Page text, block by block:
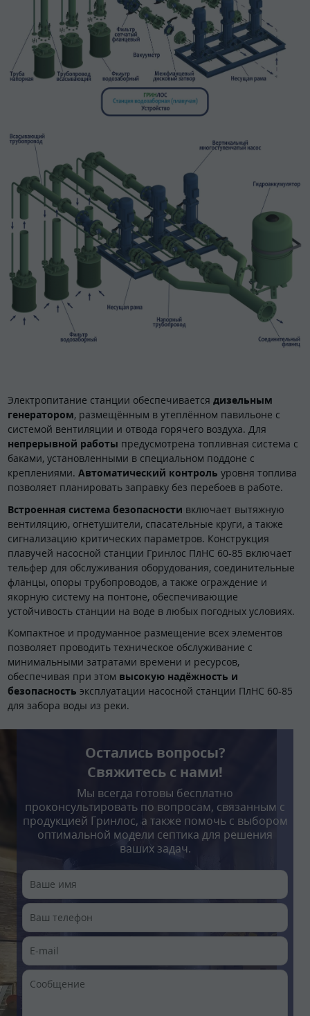
Электропитание станции обеспечивается дизельным
генератором, размещённым в утеплённом павильоне с
системой вентиляции и отвода горячего воздуха. Для
непрерывной работы предусмотрена топливная система с
баками, установленными в специальном поддоне с
креплениями. Автоматический контроль уровня топлива
позволяет планировать заправку без перебоев в работе.
Встроенная система безопасности включает вытяжную
вентиляцию, огнетушители, спасательные круги, а также
сигнализацию критических параметров. Конструкция
плавучей насосной станции Гринлос ПлНС 60-85 включает
тельфер для обслуживания оборудования, соединительные
фланцы, опоры трубопроводов, а также ограждение и
якорную систему на понтоне, обеспечивающие
устойчивость станции на воде в любых погодных условиях.
Компактное и продуманное размещение всех элементов
позволяет проводить техническое обслуживание с
минимальными затратами времени и ресурсов,
обеспечивая при этом высокую надёжность и
безопасность эксплуатации насосной станции ПлНС 60-85
для забора воды из реки.
Остались вопросы?
Свяжитесь с нами!
Мы всегда готовы бесплатно
проконсультировать по вопросам, связанным с
продукцией Гринлос, а также помочь с выбором
оптимальной модели септика для решения
ваших задач.